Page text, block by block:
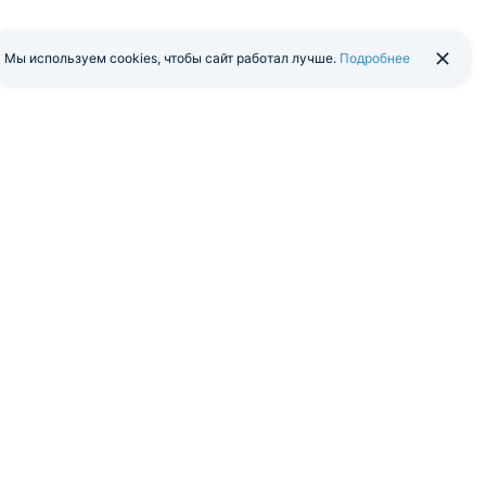
Мы используем cookies, чтобы сайт работал лучше. Подробнее